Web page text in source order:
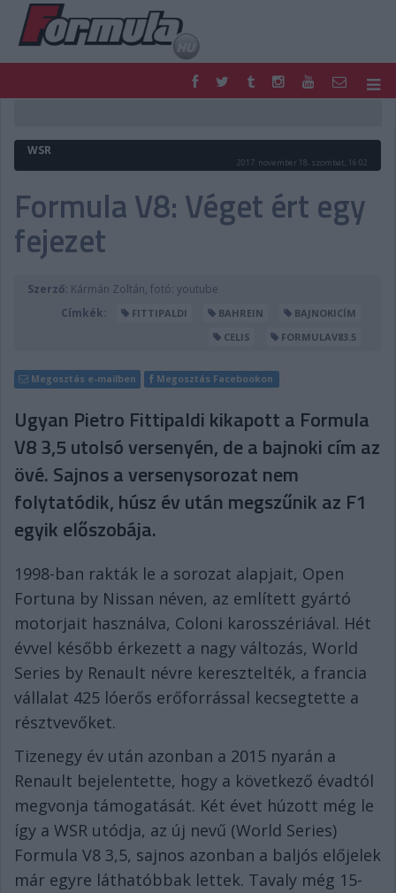
FORMULA
MOTOR
HAZAI
PODCAST
SHOP
LIVE
TIPPJÁTÉK
DIGITÁLIS MAGAZIN
WSR
2017. november 18. szombat, 16:02
Formula V8: Véget ért egy
fejezet
Szerző: Kármán Zoltán, fotó: youtube
Címkék:
FITTIPALDI BAHREIN
BAJNOKICÍM
CELIS
FORMULAV83.5
Megosztás e-mailben Megosztás Facebookon
Ugyan Pietro Fittipaldi kikapott a Formula
V8 3,5 utolsó versenyén, de a bajnoki cím az
övé. Sajnos a versenysorozat nem
folytatódik, húsz év után megszűnik az F1
egyik előszobája.
1998-ban rakták le a sorozat alapjait, Open
Fortuna by Nissan néven, az említett gyártó
motorjait használva, Coloni karosszériával. Hét
évvel később érkezett a nagy változás, World
Series by Renault névre keresztelték, a francia
vállalat 425 lóerős erőforrással kecsegtette a
résztvevőket.
Tizenegy év után azonban a 2015 nyarán a
Renault bejelentette, hogy a következő évadtól
megvonja támogatását. Két évet húzott még le
így a WSR utódja, az új nevű (World Series)
Formula V8 3,5, sajnos azonban a baljós előjelek
már egyre láthatóbbak lettek. Tavaly még 15-